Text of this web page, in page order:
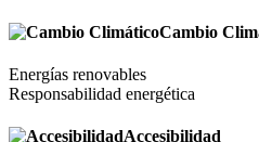
Cambio
Energías renovables
Responsabilidad energética
Accesibilidad